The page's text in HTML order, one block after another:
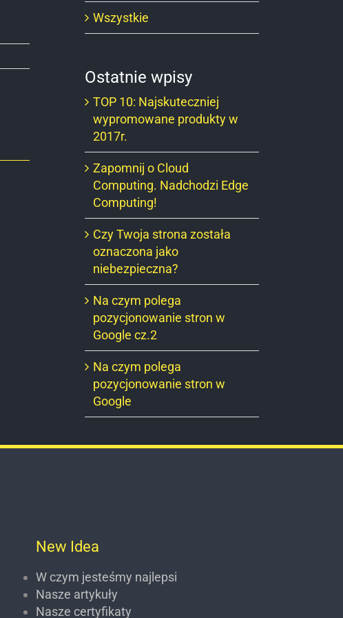
Wszystkie
Ostatnie wpisy
TOP 10: Najskuteczniej
wypromowane produkty w
2017r.
Zapomnij o Cloud
Computing. Nadchodzi Edge
Computing!
Czy Twoja strona została
oznaczona jako
niebezpieczna?
Na czym polega
pozycjonowanie stron w
Google cz.2
Na czym polega
pozycjonowanie stron w
Google
New Idea
W czym jesteśmy najlepsi
Nasze artykuły
Nasze certyfikaty